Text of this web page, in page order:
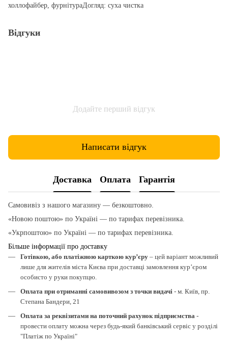
холлофайбер, фурнітураДогляд: суха чистка
Відгуки
Додайте перший відгук
Написати відгук
Доставка Оплата Гарантія
Самовивіз з нашого магазину — безкоштовно.
«Новою поштою» по Україні — по тарифах перевізника.
«Укрпоштою» по Україні — по тарифах перевізника.
Більше інформації про доставку
Готівкою, або платіжною карткою кур’єру – цей варіант можливий
лише для жителів міста Києва при доставці замовлення кур’єром
особисто у руки покупцю.
Оплата при отриманні самовивозом з точки видачі - м. Київ, пр.
Степана Бандери, 21
Оплата за реквізитами на поточний рахунок підприємства -
провести оплату можна через будь-який банківський сервіс у розділі
"Платіж по Україні"